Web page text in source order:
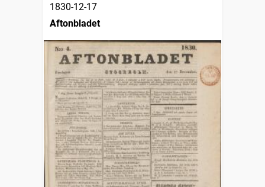
1830-12-17
Aftonbladet